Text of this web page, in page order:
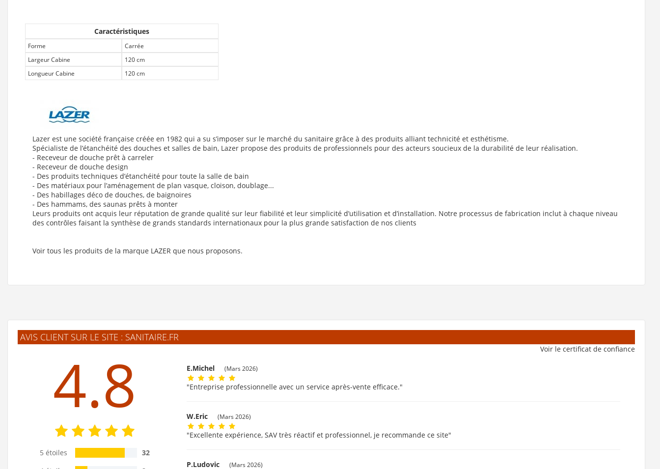
Caractéristiques
Forme
Carrée
Largeur Cabine
120 cm
Longueur Cabine
120 cm
Lazer est une société française créée en 1982 qui a su s’imposer sur le marché du sanitaire grâce à des produits alliant technicité et esthétisme.
Spécialiste de l’étanchéité des douches et salles de bain, Lazer propose des produits de professionnels pour des acteurs soucieux de la durabilité de leur réalisation.
- Receveur de douche prêt à carreler
- Receveur de douche design
- Des produits techniques d’étanchéité pour toute la salle de bain
- Des matériaux pour l’aménagement de plan vasque, cloison, doublage...
- Des habillages déco de douches, de baignoires
- Des hammams, des saunas prêts à monter
Leurs produits ont acquis leur réputation de grande qualité sur leur fiabilité et leur simplicité d’utilisation et d’installation. Notre processus de fabrication inclut à chaque niveau
des contrôles faisant la synthèse de grands standards internationaux pour la plus grande satisfaction de nos clients
Voir tous les produits de la marque LAZER que nous proposons.
AVIS CLIENT SUR LE SITE : SANITAIRE.FR
Voir le certificat de confiance
4.8
5 étoiles
32
E.Michel (Mars 2026)
"Entreprise professionnelle avec un service après-vente efficace."
W.Eric (Mars 2026)
"Excellente expérience, SAV très réactif et professionnel, je recommande ce site"
P.Ludovic (Mars 2026)